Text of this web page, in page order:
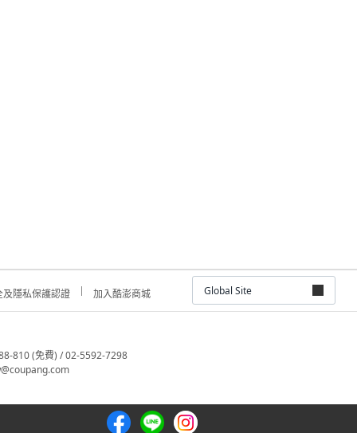
及隱私保護認證 加入酷澎商城 Global Site
810 (免費) / 02-5592-7298